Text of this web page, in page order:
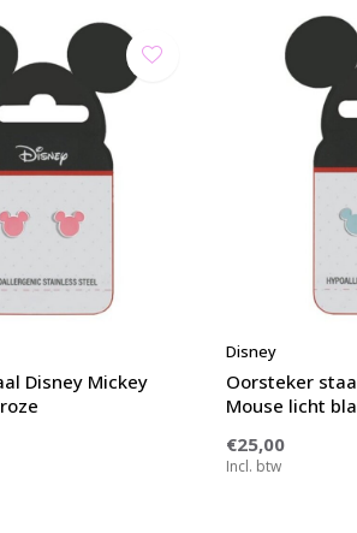
Disney Mickey
Disney
Oorsteker
Mouse licht
€25,00
Incl. btw